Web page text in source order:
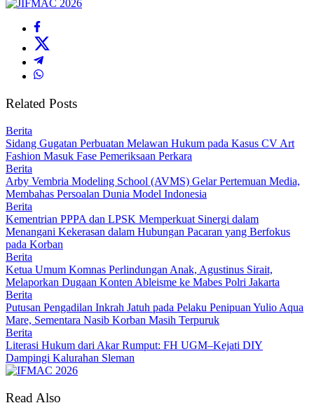
Related Posts
Berita
Sidang Gugatan Perbuatan Melawan Hukum pada Kasus CV Art
Fashion Masuk Fase Pemeriksaan Perkara
Berita
Arby Vembria Modeling School (AVMS) Gelar Pertemuan Media,
Membahas Persoalan Dunia Model Indonesia
Berita
Kementrian PPPA dan LPSK Memperkuat Sinergi dalam
Menangani Kekerasan dalam Hubungan Pacaran yang Berfokus
pada Korban
Berita
Ketua Umum Komnas Perlindungan Anak, Agustinus Sirait,
Melaporkan Dugaan Konten Ableisme ke Mabes Polri Jakarta
Berita
Putusan Pengadilan Inkrah Jatuh pada Pelaku Penipuan Yulio Aqua
Mare, Sementara Nasib Korban Masih Terpuruk
Berita
Literasi Hukum dari Akar Rumput: FH UGM–Kejati DIY
Dampingi Kalurahan Sleman
Read Also